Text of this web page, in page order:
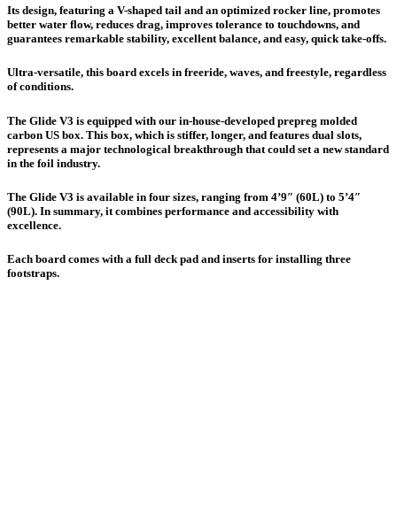
Its design, featuring a V-shaped tail and an optimized rocker line, promotes
better water flow, reduces drag, improves tolerance to touchdowns, and
guarantees remarkable stability, excellent balance, and easy, quick take-offs.
Ultra-versatile, this board excels in freeride, waves, and freestyle, regardless
of conditions.
The Glide V3 is equipped with our in-house-developed prepreg molded
carbon US box. This box, which is stiffer, longer, and features dual slots,
represents a major technological breakthrough that could set a new standard
in the foil industry.
The Glide V3 is available in four sizes, ranging from 4’9″ (60L) to 5’4″
(90L). In summary, it combines performance and accessibility with
excellence.
Each board comes with a full deck pad and inserts for installing three
footstraps.